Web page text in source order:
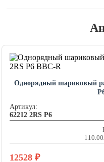
Однорядный шариковый
Артикул:
62212 2RS P6
12528 ₽